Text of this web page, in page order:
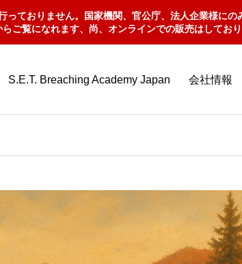
ておりません。国家機関、官公庁、法人企業様にの
ご覧になれます、尚、オンラインでの販売はしており
S.E.T. Breaching Academy Japan 会社情報